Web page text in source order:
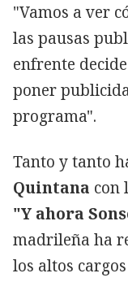
"Vamos a ver
las pausas
enfrente
poner
programa".
Tanto y tanto
Quintana con
"Y ahora
madrileña ha
los altos